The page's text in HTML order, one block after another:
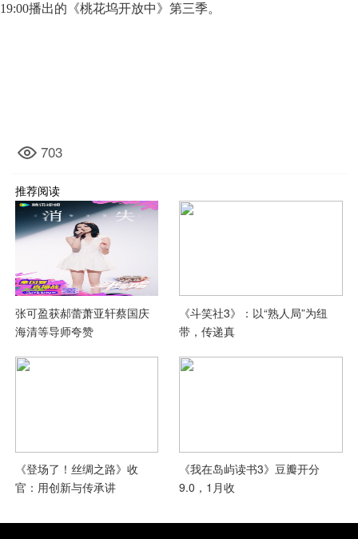
19:00播出的《桃花坞开放中》第三季。
703
推荐阅读
张可盈获郝蕾萧亚轩蔡国庆
海清等导师夸赞
《斗笑社3》：以“熟人局”为纽
带，传递真
《登场了！丝绸之路》收
官：用创新与传承讲
《我在岛屿读书3》豆瓣开分
9.0，1月收